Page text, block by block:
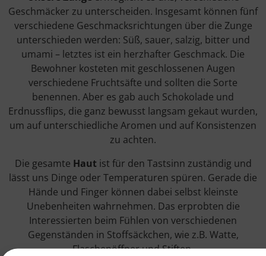
Geschmäcker zu unterscheiden. Insgesamt können fünf
verschiedene Geschmacksrichtungen über die Zunge
unterschieden werden: Süß, sauer, salzig, bitter und
umami – letztes ist ein herzhafter Geschmack. Die
Bewohner kosteten mit geschlossenen Augen
verschiedene Fruchtsäfte und sollten die Sorte
benennen. Aber es gab auch Schokolade und
Erdnussflips, die ganz bewusst langsam gekaut wurden,
um auf unterschiedliche Aromen und auf Konsistenzen
zu achten.
Die gesamte Hautist für den Tastsinn zuständig und
lässt uns Dinge oder Temperaturen spüren. Gerade die
Hände und Finger können dabei selbst kleinste
Unebenheiten wahrnehmen. Das erprobten die
Interessierten beim Fühlen von verschiedenen
Gegenständen in Stoffsäckchen, wie z.B. Watte,
Flaschenöffner und Stiften.